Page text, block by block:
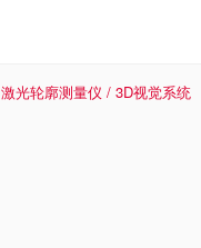
激光轮廓测量仪 / 3D视觉系统